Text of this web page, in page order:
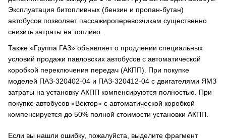
Эксплуатация битопливных (бензин и пропан-бутан)
автобусов позволяет пассажироперевозчикам существенно
снизить затраты на топливо.
Также «Группа ГАЗ» объявляет о продлении специальных
условий продажи павловских автобусов с автоматической
коробкой переключения передач (АКПП). При покупке
моделей ПАЗ-320402-04 и ПАЗ-320412-04 с двигателями ЯМЗ
затраты на установку АКПП компенсируются полностью. При
покупке автобусов «Вектор» с автоматической коробкой
компенсируется до 50% полной стоимости установки АКПП.
Если вы нашли ошибку, пожалуйста, выделите фрагмент